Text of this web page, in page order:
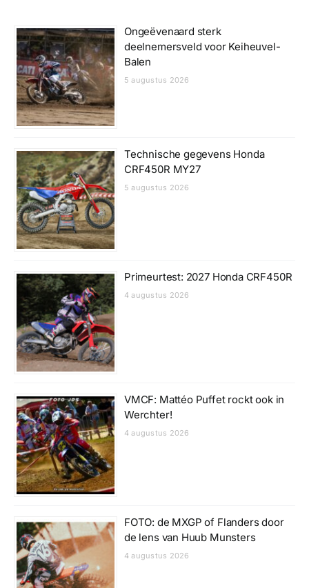
Ongeëvenaard sterk
deelnemersveld voor Keiheuvel-
Balen
5 augustus 2026
Technische gegevens Honda
CRF450R MY27
5 augustus 2026
Primeurtest: 2027 Honda CRF450R
4 augustus 2026
VMCF: Mattéo Puffet rockt ook in
Werchter!
4 augustus 2026
FOTO: de MXGP of Flanders door
de lens van Huub Munsters
4 augustus 2026